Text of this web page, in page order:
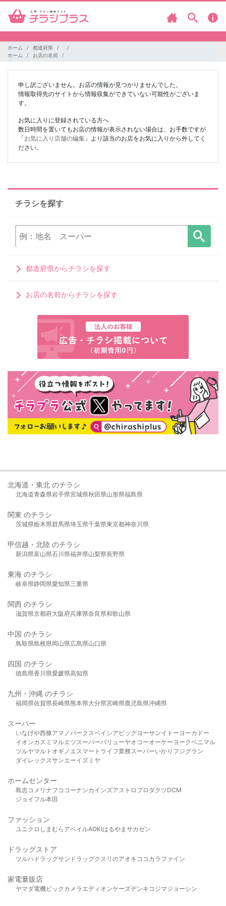
ホーム
都道府県
ホーム
お店の名前
申し訳ございません。お店の情報が見つかりませんでした。
情報取得先のサイトから情報収集ができていない可能性がございま
す。
お気に入りに登録されている方へ
数日時間を置いてもお店の情報が表示されない場合は、お手数ですが
「お気に入り店舗の編集 」より該当のお店をお気に入りから外してく
ださい。
チラシを探す
都道府県からチラシを探す
お店の名前からチラシを探す
北海道・東北 のチラシ
北海道青森県岩手県宮城県秋田県山形県福島県
関東 のチラシ
茨城県栃木県群馬県埼玉県千葉県東京都神奈川県
甲信越・北陸 のチラシ
新潟県富山県石川県福井県山梨県長野県
東海 のチラシ
岐阜県静岡県愛知県三重県
関西 のチラシ
滋賀県京都府大阪府兵庫県奈良県和歌山県
中国 のチラシ
鳥取県島根県岡山県広島県山口県
四国 のチラシ
徳島県香川県愛媛県高知県
九州・沖縄 のチラシ
福岡県佐賀県長崎県熊本県大分県宮崎県鹿児島県沖縄県
スーパー
いなげや西條アマノパークスベイシア ビッグヨーサンイトーヨーカドー
イオンカスミ マルエツスーパーバリューヤオコーオーケー ヨークベニマル
ツルヤマルト オギノ エスマート ライフ業務スーパーいかり フジグラン
ダイレックスサンエーイズミヤ
ホームセンター
島忠 コメリ ナフコ コーナンカインズアストロプロダクツDCM
ジョイフル本田
ファッション
ユニクロ しまむら アベイルAOKIはるやま サカゼン
ドラッグストア
ツルハドラッグサンドラッグクスリのアオキ ココカラファイン
家電量販店
ヤマダ電機ビックカメラ エディオンケーズデンキ コジマジョーシン